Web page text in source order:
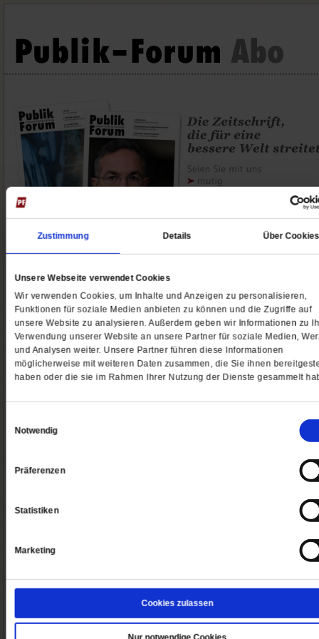
Zustimmung Details Über Cookies
Unsere Webseite verwendet Cookies
Wir verwenden Cookies, um Inhalte und Anzeigen zu personalisieren,
Funktionen für soziale Medien anbieten zu können und die Zugriffe auf
unsere Website zu analysieren. Außerdem geben wir Informationen zu
Verwendung unserer Website an unsere Partner für soziale Medien,
und Analysen weiter. Unsere Partner führen diese Informationen
möglicherweise mit weiteren Daten zusammen, die Sie ihnen
haben oder die sie im Rahmen Ihrer Nutzung der Dienste gesammelt
Notwendig
Präferenzen
Statistiken
Marketing
Cookies zulassen
EXTRA Mini-Abo
Bestellen
Verschenken Digitale Angebote
So erreichen Sie uns
Fax: 06171-7003-46
leserservice@publik-forum.de (Öffnet